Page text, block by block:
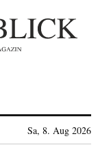
Sa, 8. Aug 2026